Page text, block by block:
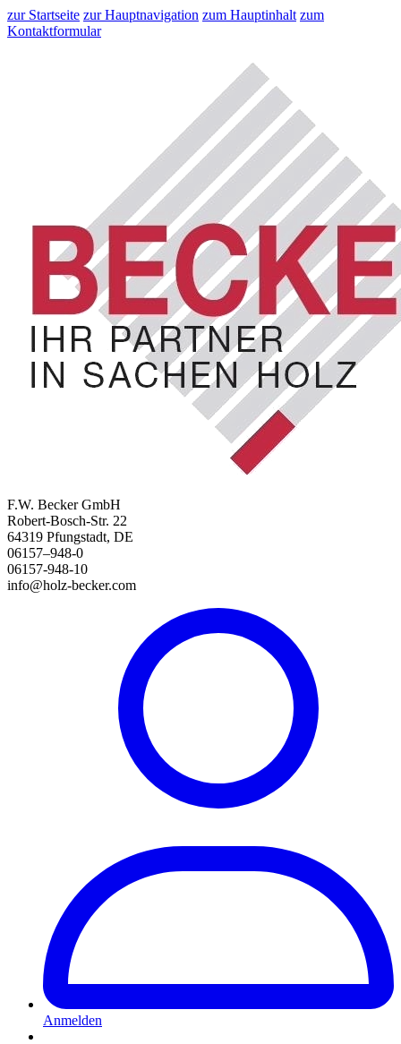
zur Startseite zur Hauptnavigation zum Hauptinhalt zum
Kontaktformular
F.W. Becker GmbH
Robert-Bosch-Str. 22
64319 Pfungstadt, DE
06157–948-0
06157-948-10
info@holz-becker.com
Anmelden